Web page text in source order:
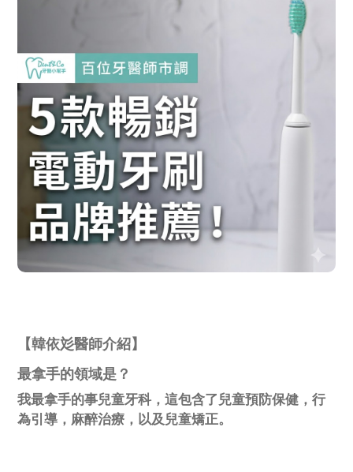
【韓依彣醫師介紹】
最拿手的領域是？
我最拿手的事兒童牙科，這包含了兒童預防保健，行
為引導，麻醉治療，以及兒童矯正。